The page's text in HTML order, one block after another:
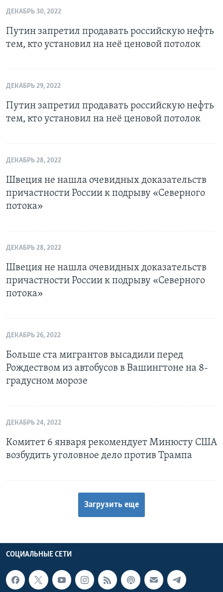
ДЕКАБРЬ 30, 2022
Путин запретил продавать российскую нефть
тем, кто установил на неё ценовой потолок
ДЕКАБРЬ 29, 2022
Путин запретил продавать российскую нефть
тем, кто установил на неё ценовой потолок
ДЕКАБРЬ 28, 2022
Швеция не нашла очевидных доказательств
причастности России к подрыву «Северного
потока»
ДЕКАБРЬ 28, 2022
Швеция не нашла очевидных доказательств
причастности России к подрыву «Северного
потока»
ДЕКАБРЬ 26, 2022
Больше ста мигрантов высадили перед
Рождеством из автобусов в Вашингтоне на 8-
градусном морозе
ДЕКАБРЬ 24, 2022
Комитет 6 января рекомендует Минюсту США
возбудить уголовное дело против Трампа
Загрузить еще
СОЦИАЛЬНЫЕ СЕТИ